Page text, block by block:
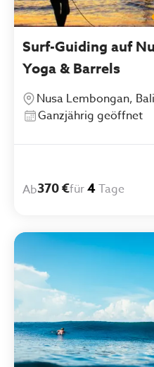
Surf-Guiding auf
Yoga & Barrels
Nusa Lembongan,
Ganzjährig geöffnet
Ab370 €für4Tage